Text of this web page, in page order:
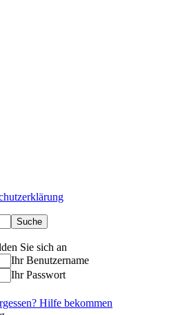
Sie sich an
Ihr Benutzername
Ihr Passwort
Hilfe bekommen